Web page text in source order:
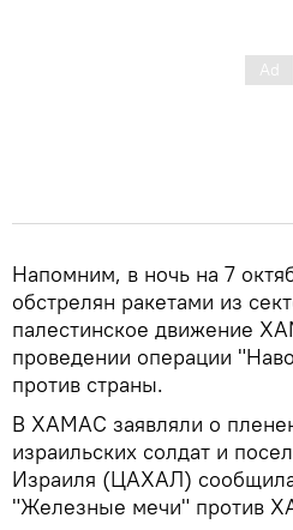
Напомним, в ночь на 7
обстрелян ракетами из
палестинское движение
проведении операции
против страны.
В ХАМАС заявляли о
израильских солдат и
Израиля (ЦАХАЛ)
"Железные мечи" против